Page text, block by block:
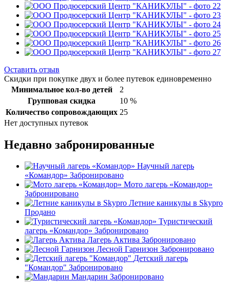
Оставить отзыв
Скидки при покупке двух и более путевок единовременно
Минимальное кол-во детей
2
Групповая скидка
10 %
Количество сопровождающих 25
Нет доступных путевок
Недавно забронированные
Научный лагерь
«Командор» Забронировано
Мото лагерь «Командор»
Забронировано
Летние каникулы в Skypro
Продано
Туристический
лагерь «Командор» Забронировано
Лагерь Актива Забронировано
Лесной Гарнизон Забронировано
Детский лагерь
"Командор" Забронировано
Мандарин Забронировано